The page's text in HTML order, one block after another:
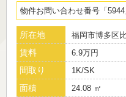
物件お問い合わせ番号 5944
所在地 福岡市博多区
賃料 6.9万円
間取り 1K/SK
面積 24.08 ㎡